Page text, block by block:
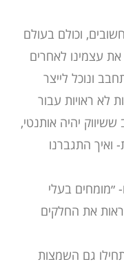
וכולם בעולם
עצמינו לאחרים
ונוכל לייצר
לא ראויות עבור
יהיה אותנטי,
ואיך התגברנו
״מומחים בעלי
את החלקים
גם השמצות